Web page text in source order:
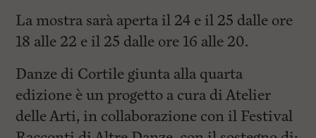
La mostra sarà aperta il 24 e il 25 dalle ore
18 alle 22 e il 25 dalle ore 16 alle 20.
Danze di Cortile giunta alla quarta
edizione è un progetto a cura di Atelier
delle Arti, in collaborazione con il Festival